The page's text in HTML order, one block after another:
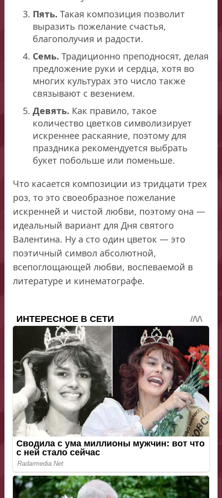
Пять. Такая композиция позволит
выразить пожелание счастья,
благополучия и радости.
Семь. Традиционно преподносят, делая
предложение руки и сердца, хотя во
многих культурах это число также
связывают с везением.
Девять. Как правило, такое
количество цветков символизирует
искреннее раскаяние, поэтому для
праздника рекомендуется выбрать
букет побольше или поменьше.
Что касается композиции из тридцати трех
роз, то это своеобразное пожелание
искренней и чистой любви, поэтому она —
идеальный вариант для Дня святого
Валентина. Ну а сто один цветок — это
поэтичный символ абсолютной,
всепоглощающей любви, воспеваемой в
литературе и кинематографе.